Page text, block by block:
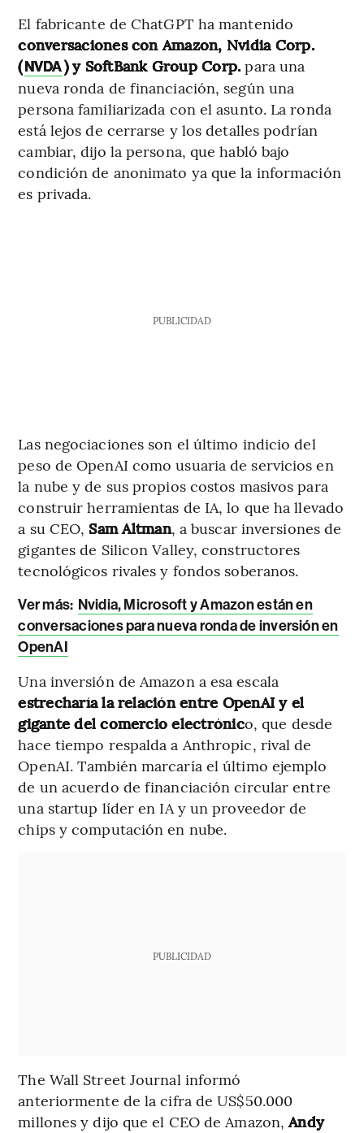
El fabricante de ChatGPT ha mantenido
conversaciones con Amazon, Nvidia Corp.
(NVDA) y SoftBank Group Corp. para una
nueva ronda de financiación, según una
persona familiarizada con el asunto. La ronda
está lejos de cerrarse y los detalles podrían
cambiar, dijo la persona, que habló bajo
condición de anonimato ya que la información
es privada.
PUBLICIDAD
Las negociaciones son el último indicio del
peso de OpenAI como usuaria de servicios en
la nube y de sus propios costos masivos para
construir herramientas de IA, lo que ha llevado
a su CEO, Sam Altman, a buscar inversiones de
gigantes de Silicon Valley, constructores
tecnológicos rivales y fondos soberanos.
Ver más: Nvidia, Microsoft y Amazon están en
conversaciones para nueva ronda de inversión en
OpenAI
Una inversión de Amazon a esa escala
estrecharía la relación entre OpenAI y el
gigante del comercio electrónico, que desde
hace tiempo respalda a Anthropic, rival de
OpenAI. También marcaría el último ejemplo
de un acuerdo de financiación circular entre
una startup líder en IA y un proveedor de
chips y computación en nube.
PUBLICIDAD
The Wall Street Journal informó
anteriormente de la cifra de US$50.000
millones y dijo que el CEO de Amazon,Andy